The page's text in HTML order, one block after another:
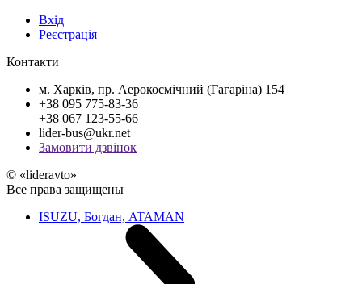
Вхід
Реєстрація
Контакти
м. Харків, пр. Аерокосмічний (Гагаріна) 154
+38 095 775-83-36
+38 067 123-55-66
lider-bus@ukr.net
Замовити дзвінок
© «lideravto»
Все права защищены
ISUZU, Богдан, ATAMAN